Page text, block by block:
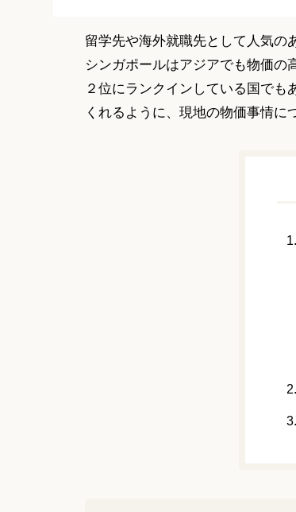
留学先や海外就職先として人気の
シンガポールはアジアでも物価の
２位にランクインしている国で
くれるように、現地の物価事情に
1.
2.
3.